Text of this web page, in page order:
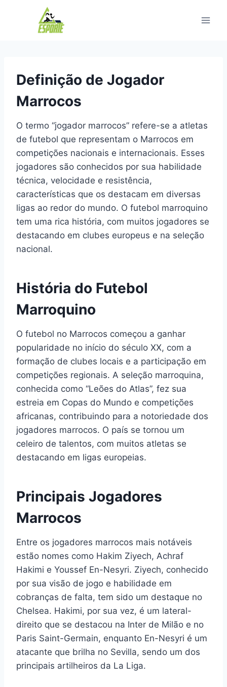
Definição de Jogador
Marrocos
O termo “jogador marrocos” refere-se a atletas
de futebol que representam o Marrocos em
competições nacionais e internacionais. Esses
jogadores são conhecidos por sua habilidade
técnica, velocidade e resistência,
características que os destacam em diversas
ligas ao redor do mundo. O futebol marroquino
tem uma rica história, com muitos jogadores se
destacando em clubes europeus e na seleção
nacional.
História do Futebol
Marroquino
O futebol no Marrocos começou a ganhar
popularidade no início do século XX, com a
formação de clubes locais e a participação em
competições regionais. A seleção marroquina,
conhecida como “Leões do Atlas”, fez sua
estreia em Copas do Mundo e competições
africanas, contribuindo para a notoriedade dos
jogadores marrocos. O país se tornou um
celeiro de talentos, com muitos atletas se
destacando em ligas europeias.
Principais Jogadores
Marrocos
Entre os jogadores marrocos mais notáveis
estão nomes como Hakim Ziyech, Achraf
Hakimi e Youssef En-Nesyri. Ziyech, conhecido
por sua visão de jogo e habilidade em
cobranças de falta, tem sido um destaque no
Chelsea. Hakimi, por sua vez, é um lateral-
direito que se destacou na Inter de Milão e no
Paris Saint-Germain, enquanto En-Nesyri é um
atacante que brilha no Sevilla, sendo um dos
principais artilheiros da La Liga.